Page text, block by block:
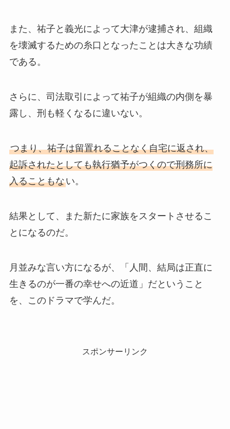
また、祐子と義光によって大津が逮捕され、組織
を壊滅するための糸口となったことは大きな功績
である。
さらに、司法取引によって祐子が組織の内側を暴
露し、刑も軽くなるに違いない。
つまり、祐子は留置れることなく自宅に返され、
起訴されたとしても執行猶予がつくので刑務所に
入ることもない。
結果として、また新たに家族をスタートさせるこ
とになるのだ。
月並みな言い方になるが、「人間、結局は正直に
生きるのが一番の幸せへの近道」だということ
を、このドラマで学んだ。
スポンサーリンク